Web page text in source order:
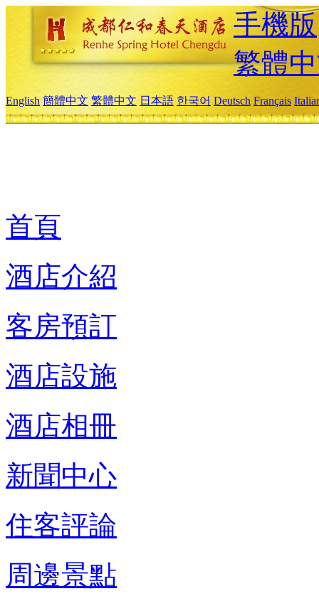
手機版
繁體
English 簡體中文 繁體中文 日本語 한국어 Deutsch Français
首頁
酒店介紹
客房預訂
酒店設施
酒店相冊
新聞中心
住客評論
周邊景點